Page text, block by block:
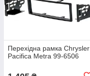
Перехідна рамка Chrysler
Pacifica Metra 99-6506